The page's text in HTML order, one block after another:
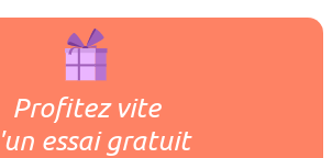
Profitez vite
essai gratuit